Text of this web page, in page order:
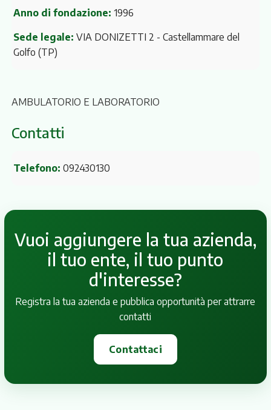
Anno di fondazione: 1996
Sede legale: VIA DONIZETTI 2 - Castellammare del
Golfo (TP)
AMBULATORIO E LABORATORIO
Contatti
Telefono: 092430130
Vuoi aggiungere la tua azienda,
il tuo ente, il tuo punto
d'interesse?
Registra la tua azienda e pubblica opportunità per attrarre
contatti
Contattaci